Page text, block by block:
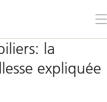
le
la
expliquée